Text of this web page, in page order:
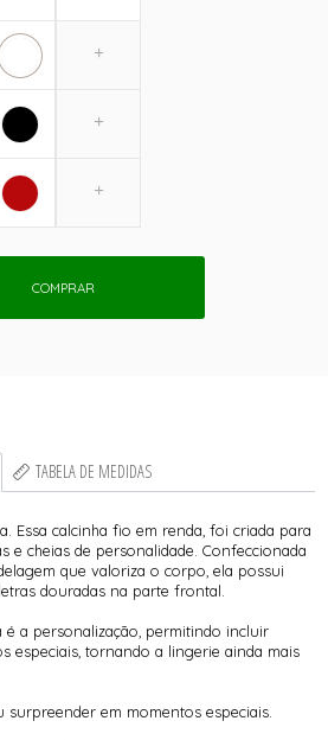
COMPRAR
TABELA DE MEDIDAS
Essa calcinha fio em renda, foi criada para
e cheias de personalidade. Confeccionada
que valoriza o corpo, ela possui
douradas na parte frontal.
é a personalização, permitindo incluir
especiais, tornando a lingerie ainda mais
em momentos especiais.